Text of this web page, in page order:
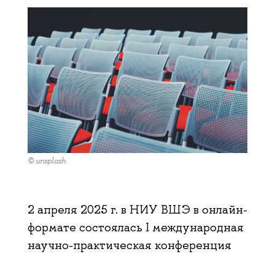
© unsplash
2 апреля 2025 г. в НИУ ВШЭ в онлайн-
формате состоялась I международная
научно-практическая конференция